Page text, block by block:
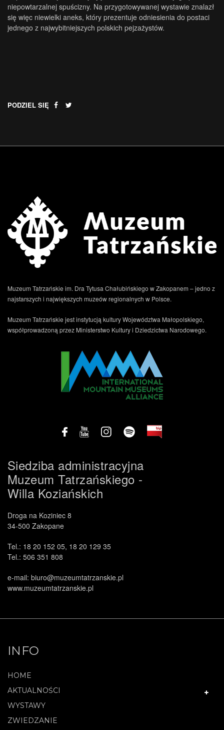
niepowtarzalnej spuścizny. Na przygotowywanej wystawie znalazł
się więc niewielki aneks, który prezentuje odniesienia do postaci
jednego z najwybitniejszych polskich pejzażystów.
PODZIEL SIĘ
Muzeum Tatrzańskie im. Dra Tytusa Chałubińskiego w Zakopanem – jedno z
najstarszych i największych muzeów regionalnych w Polsce.
Muzeum Tatrzańskie jest instytucją kultury Województwa Małopolskiego,
współprowadzoną przez Ministerstwo Kultury i Dziedzictwa Narodowego.
Siedziba administracyjna
Muzeum Tatrzańskiego -
Willa Koziańskich
Droga na Koziniec 8
34-500 Zakopane
Tel.: 18 20 152 05, 18 20 129 35
Tel.: 506 351 808
e-mail: biuro@muzeumtatrzanskie.pl
www.muzeumtatrzanskie.pl
INFO
HOME
AKTUALNOŚCI
WYSTAWY
ZWIEDZANIE